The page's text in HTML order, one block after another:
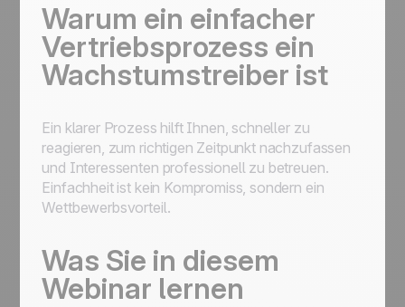
Warum ein einfacher
Vertriebsprozess ein
Wachstumstreiber ist
Ein klarer Prozess hilft Ihnen, schneller zu
reagieren, zum richtigen Zeitpunkt nachzufassen
und Interessenten professionell zu betreuen.
Einfachheit ist kein Kompromiss, sondern ein
Wettbewerbsvorteil.
Was Sie in diesem
Webinar lernen